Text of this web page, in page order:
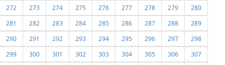
272
273 274 275 276 277 278 279
280
281
282 283 284 285 286 287 288
289
290
291 292 293 294 295 296 297
298
299
300 301 302 303 304 305 306
307